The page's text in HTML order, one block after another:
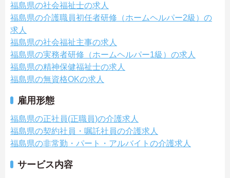
福島県の社会福祉士の求人
福島県の介護職員初任者研修（ホームヘルパー2級）の
求人
福島県の社会福祉主事の求人
福島県の実務者研修（ホームヘルパー1級）の求人
福島県の精神保健福祉士の求人
福島県の無資格OKの求人
雇用形態
福島県の正社員(正職員)の介護求人
福島県の契約社員・嘱託社員の介護求人
福島県の非常勤・パート・アルバイトの介護求人
サービス内容